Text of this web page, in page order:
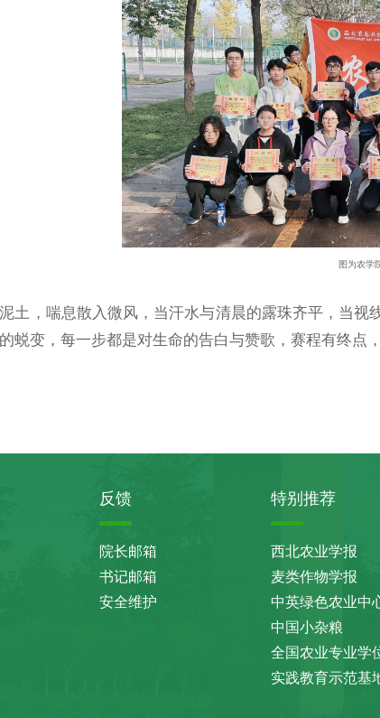
图为农学
土，喘息散入微风，当汗水与清晨的露珠齐平，当
蜕变，每一步都是对生命的告白与赞歌，赛程有终点
反馈
院长邮箱
书记邮箱
安全维护
特别推荐
西北农业学报
麦类作物学报
中英绿色农业中
中国小杂粮
全国农业专业学
实践教育示范基